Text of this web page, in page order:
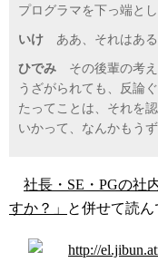
プログラマを下っ端と
いけ ああ、それはある
ひでみ その後輩の考え
うざがられても、反論
たってことは、それを
いかって、なんかもう
社長・SE・PGの社
すか？」
と併せて読ん